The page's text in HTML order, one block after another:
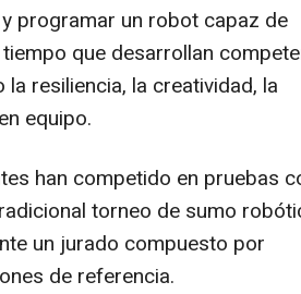
programar un robot capaz de
que desarrollan
resiliencia, la creatividad, la
equipo.
han competido en pruebas
torneo de sumo
un jurado compuesto por
de referencia.